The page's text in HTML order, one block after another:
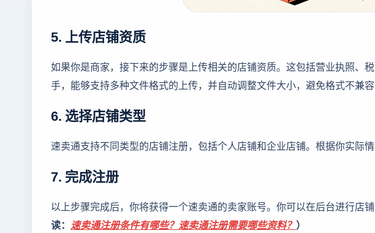
5. 上传店铺资质
如果你是商家，接下来的步骤是上传相关的店铺资质。这包括营业执照、
手，能够支持多种文件格式的上传，并自动调整文件大小，避免格式不兼容
6. 选择店铺类型
速卖通支持不同类型的店铺注册，包括个人店铺和企业店铺。根据你实际
7. 完成注册
以上步骤完成后，你将获得一个速卖通的卖家账号。你可以在后台进行店
读： 速卖通注册条件有哪些？速卖通注册需要哪些资料？ ）